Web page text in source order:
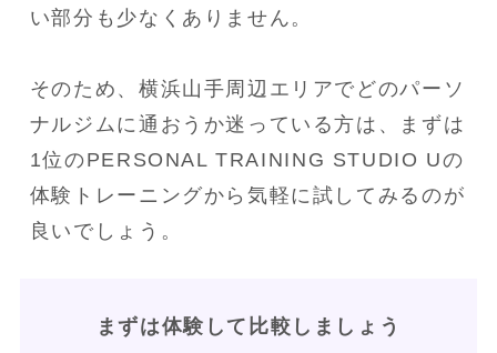
い部分も少なくありません。
そのため、横浜山手周辺エリアでどのパーソ
ナルジムに通おうか迷っている方は、まずは
1位のPERSONAL TRAINING STUDIO Uの
体験トレーニングから気軽に試してみるのが
良いでしょう。
まずは体験して比較しましょう